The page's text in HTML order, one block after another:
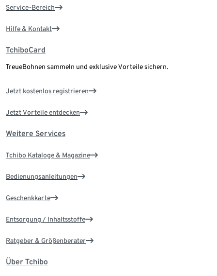
Service-Bereich
Hilfe & Kontakt
TchiboCard
TreueBohnen sammeln und exklusive Vorteile sichern.
Jetzt kostenlos registrieren
Jetzt Vorteile entdecken
Weitere Services
Tchibo Kataloge & Magazine
Bedienungsanleitungen
Geschenkkarte
Entsorgung / Inhaltsstoffe
Ratgeber & Größenberater
Über Tchibo